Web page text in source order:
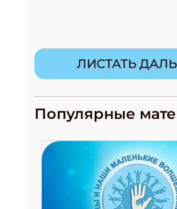
ЛИСТАТЬ
Популярные
Получи электронный "Классный
подарок!